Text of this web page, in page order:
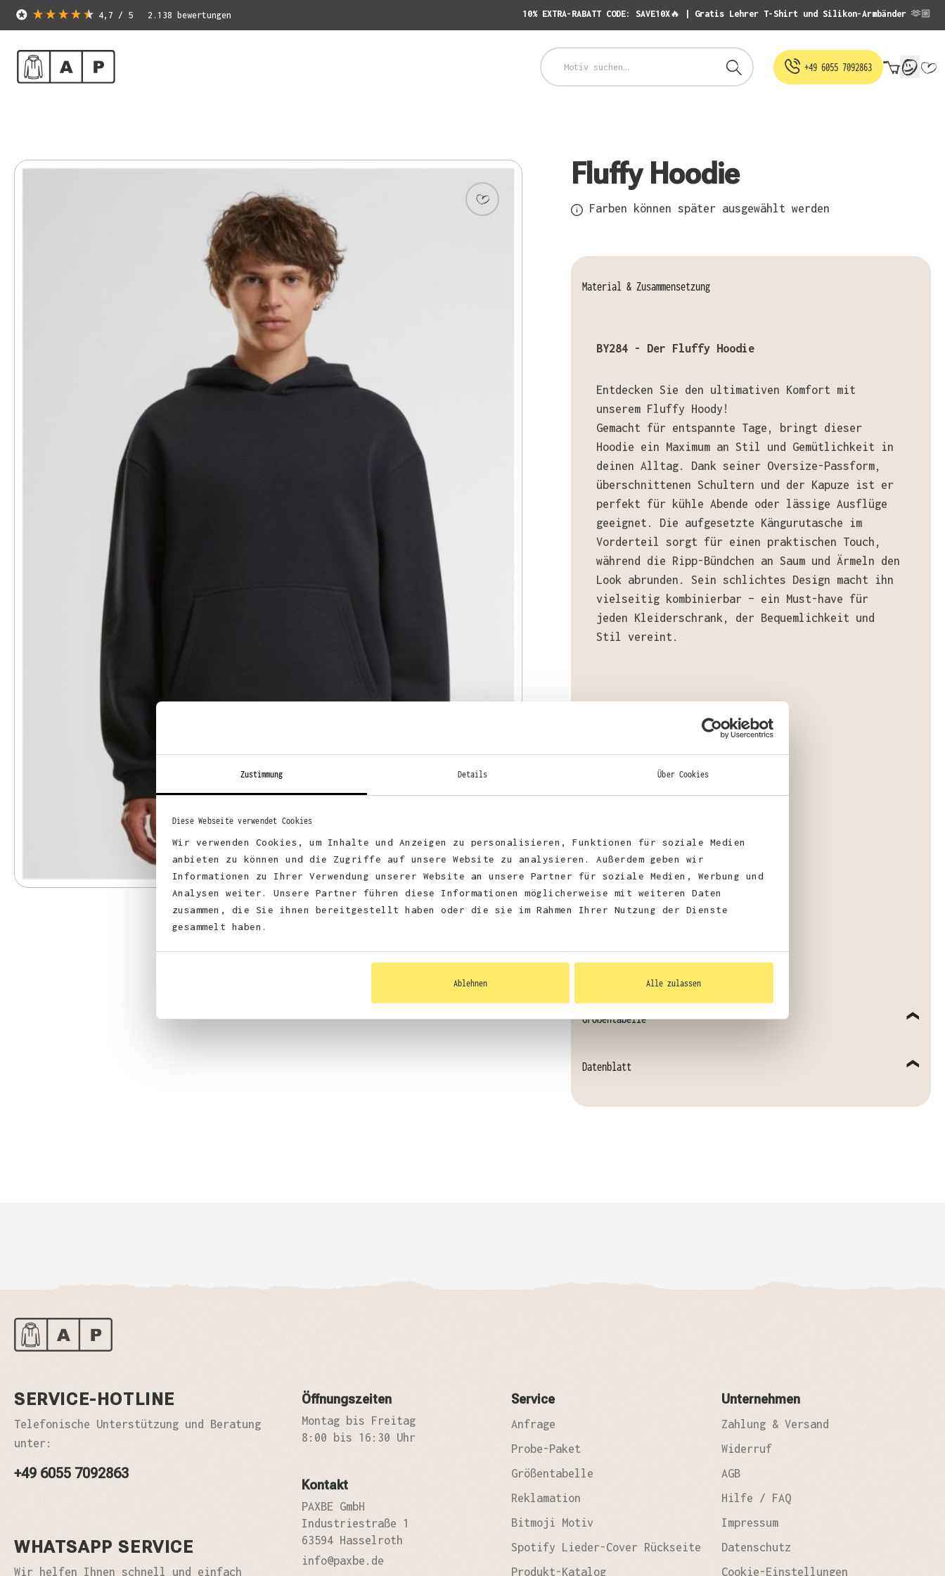
Zustimmung Details Über Cookies
Diese Webseite verwendet Cookies
Wir verwenden Cookies, um Inhalte und Anzeigen zu personalisieren, Funktionen für soziale Medien
anbieten zu können und die Zugriffe auf unsere Website zu analysieren. Außerdem geben wir
Informationen zu Ihrer Verwendung unserer Website an unsere Partner für soziale Medien, Werbung und
Analysen weiter. Unsere Partner führen diese Informationen möglicherweise mit weiteren Daten
zusammen, die Sie ihnen bereitgestellt haben oder die sie im Rahmen Ihrer Nutzung der Dienste
gesammelt haben.
Ablehnen Alle zulassen
4,7 / 5 2.138 bewertungen 10% EXTRA-RABATT CODE: SAVE10X🔥 | Gratis Lehrer T-Shirt und Silikon-Armbänder 🫶🏼
+49 6055 7092863
Fluffy Hoodie
Farben können später ausgewählt werden
Material & Zusammensetzung
BY284 - Der Fluffy Hoodie
Entdecken Sie den ultimativen Komfort mit
unserem Fluffy Hoody!
Gemacht für entspannte Tage, bringt dieser
Hoodie ein Maximum an Stil und Gemütlichkeit in
deinen Alltag. Dank seiner Oversize-Passform,
überschnittenen Schultern und der Kapuze ist er
perfekt für kühle Abende oder lässige Ausflüge
geeignet. Die aufgesetzte Kängurutasche im
Vorderteil sorgt für einen praktischen Touch,
während die Ripp-Bündchen an Saum und Ärmeln den
Look abrunden. Sein schlichtes Design macht ihn
vielseitig kombinierbar – ein Must-have für
jeden Kleiderschrank, der Bequemlichkeit und
Stil vereint.
Stoffgewicht: 330 g/m²
Zertifizierungen:
Größentabelle
Datenblatt
SERVICE-HOTLINE
Telefonische Unterstützung und Beratung
unter:
+49 6055 7092863
WHATSAPP SERVICE
Wir helfen Ihnen schnell und einfach
Öffnungszeiten
Montag bis Freitag
8:00 bis 16:30 Uhr
Kontakt
PAXBE GmbH
Industriestraße 1
63594 Hasselroth
info@paxbe.de
Service
Anfrage
Probe-Paket
Größentabelle
Reklamation
Bitmoji Motiv
Spotify Lieder-Cover Rückseite
Produkt-Katalog
Unternehmen
Zahlung & Versand
Widerruf
AGB
Hilfe / FAQ
Impressum
Datenschutz
Cookie-Einstellungen